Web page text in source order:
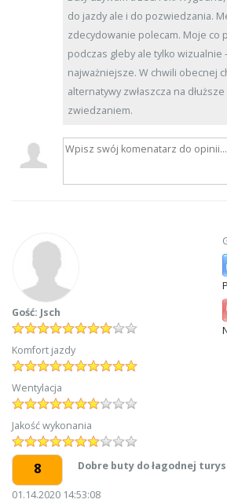
do jazdy ale i do pozwiedzania.
zdecydowanie polecam. Moje co
podczas gleby ale tylko wizualnie
najważniejsze. W chwili obecnej
alternatywy zwłaszcza na
zwiedzaniem.
Gość: Jsch
Komfort jazdy
Wentylacja
Jakość wykonania
8 Dobre buty do łagodnej
01.14.2020 14:53:08